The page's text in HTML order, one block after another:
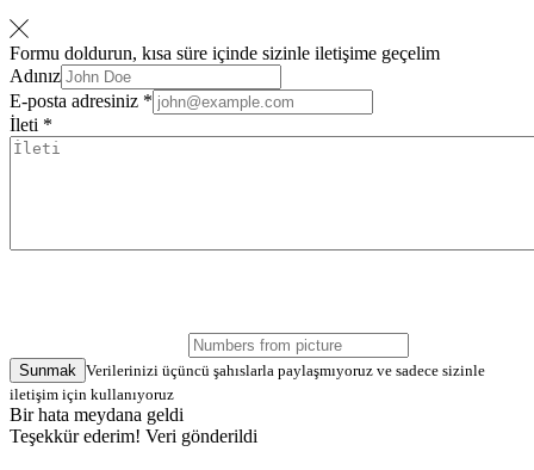
Formu doldurun, kısa süre içinde sizinle iletişime geçelim
Adınız
E-posta adresiniz *
İleti *
Sunmak Verilerinizi üçüncü şahıslarla paylaşmıyoruz ve sadece sizinle
iletişim için kullanıyoruz
Bir hata meydana geldi
Teşekkür ederim! Veri gönderildi